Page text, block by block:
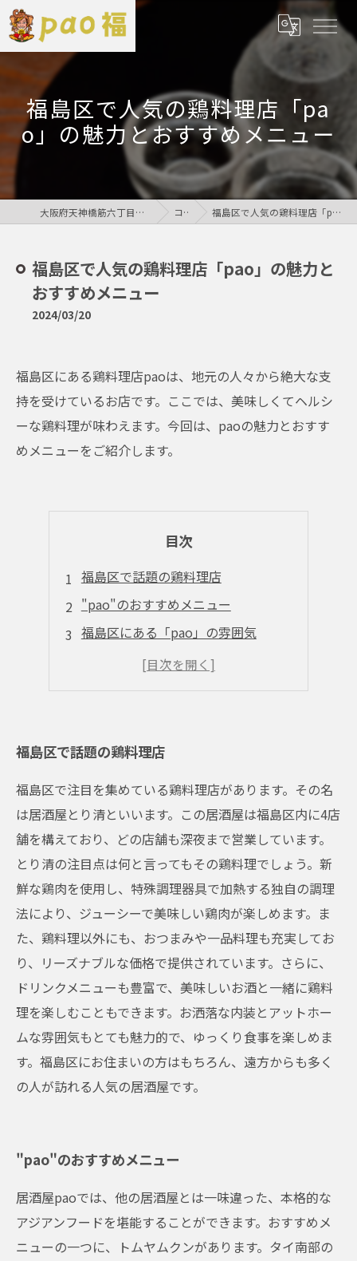
福島区で人気の鶏料理店「pa
o」の魅力とおすすめメニュー
大阪府天神橋筋六丁目の居酒屋なら鶏居酒屋pao福 コラム 福島区で人気の鶏料理店「pao」の魅力とおすすめメニュー
福島区で人気の鶏料理店「pao」の魅力と
おすすめメニュー
2024/03/20
福島区にある鶏料理店paoは、地元の人々から絶大な支
持を受けているお店です。ここでは、美味しくてヘルシ
ーな鶏料理が味わえます。今回は、paoの魅力とおすす
めメニューをご紹介します。
目次
福島区で話題の鶏料理店
"pao"のおすすめメニュー
福島区にある「pao」の雰囲気
"pao"の鶏料理は健康的
地元の人に愛される「pao」
福島区で話題の鶏料理店
福島区で注目を集めている鶏料理店があります。その名
は居酒屋とり清といいます。この居酒屋は福島区内に4店
舗を構えており、どの店舗も深夜まで営業しています。
とり清の注目点は何と言ってもその鶏料理でしょう。新
鮮な鶏肉を使用し、特殊調理器具で加熱する独自の調理
法により、ジューシーで美味しい鶏肉が楽しめます。ま
た、鶏料理以外にも、おつまみや一品料理も充実してお
り、リーズナブルな価格で提供されています。さらに、
ドリンクメニューも豊富で、美味しいお酒と一緒に鶏料
理を楽しむこともできます。お洒落な内装とアットホー
ムな雰囲気もとても魅力的で、ゆっくり食事を楽しめま
す。福島区にお住まいの方はもちろん、遠方からも多く
の人が訪れる人気の居酒屋です。
"pao"のおすすめメニュー
居酒屋paoでは、他の居酒屋とは一味違った、本格的な
アジアンフードを堪能することができます。おすすめメ
ニューの一つに、トムヤムクンがあります。タイ南部の